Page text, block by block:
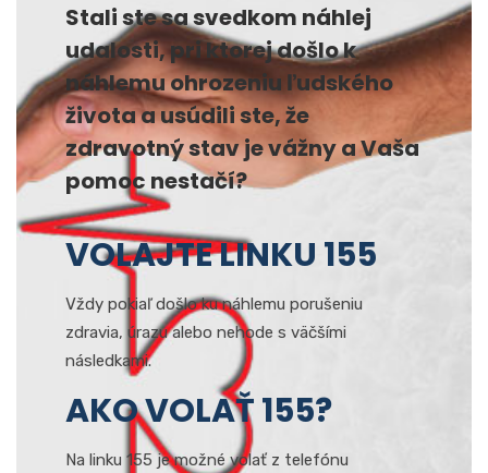
Stali ste sa svedkom náhlej
udalosti, pri ktorej došlo k
náhlemu ohrozeniu ľudského
života a usúdili ste, že
zdravotný stav je vážny a Vaša
pomoc nestačí?
VOLAJTE LINKU 155
Vždy pokiaľ došlo ku náhlemu porušeniu
zdravia, úrazu alebo nehode s väčšími
následkami.
AKO VOLAŤ 155?
Na linku 155 je možné volať z telefónu